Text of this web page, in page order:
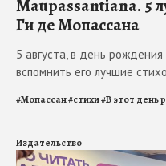
Maupassantiana. 5
Ги де Мопассана
5 августа, в день
вспомнить его лучшие
#Мопассан#стихи#В этот день
Издательство